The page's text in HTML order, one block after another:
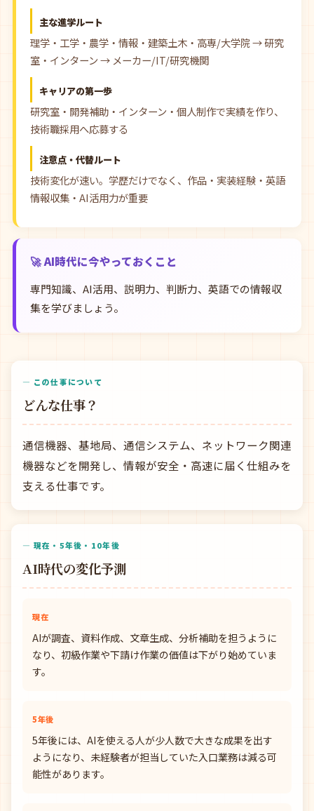
主な進学ルート
理学・工学・農学・情報・建築土木・高専/大学院 → 研究
室・インターン → メーカー/IT/研究機関
キャリアの第一歩
研究室・開発補助・インターン・個人制作で実績を作り、
技術職採用へ応募する
注意点・代替ルート
技術変化が速い。学歴だけでなく、作品・実装経験・英語
情報収集・AI活用力が重要
🚀 AI時代に今やっておくこと
専門知識、AI活用、説明力、判断力、英語での情報収
集を学びましょう。
— この仕事について
どんな仕事？
通信機器、基地局、通信システム、ネットワーク関連
機器などを開発し、情報が安全・高速に届く仕組みを
支える仕事です。
— 現在・5年後・10年後
AI時代の変化予測
現在
AIが調査、資料作成、文章生成、分析補助を担うように
なり、初級作業や下請け作業の価値は下がり始めていま
す。
5年後
5年後には、AIを使える人が少人数で大きな成果を出す
ようになり、未経験者が担当していた入口業務は減る可
能性があります。